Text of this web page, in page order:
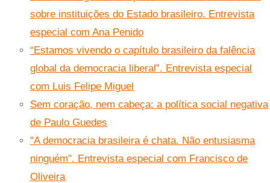
sobre instituições do Estado brasileiro. Entrevista
especial com Ana Penido
“Estamos vivendo o capítulo brasileiro da falência
global da democracia liberal”. Entrevista especial
com Luis Felipe Miguel
Sem coração, nem cabeça: a política social negativa
de Paulo Guedes
"A democracia brasileira é chata. Não entusiasma
ninguém". Entrevista especial com Francisco de
Oliveira